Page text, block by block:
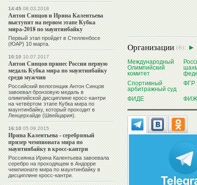
14:4508.03.2018
Антон Синцов и Ирина Калентьева
выступят на первом этапе Кубка
мира-2018 по маунтинбайку
Первый этап пройдет в Стелленбосе
(ЮАР) 10 марта.
10:1010.07.2017
Антон Синцов принес России первую
медаль Кубка мира по маунтинбайку
среди мужчин
Российский велогонщик Антон Синцов
завоевал бронзовую медаль в
олимпийской дисциплине кросс-кантри
на четвёртом этапе Кубка мира по
маунтинбайку, который проходит в
Ленцерхайде (Швейцария).
16:1005.09.2015
Ирина Калентьева - серебряный
призер чемпионата мира по
маунтинбайку в кросс-кантри
Россиянка Ирина Калентьева завоевала
серебро на проходящем в Андорре
чемпионате мира по маунтинбайку в
дисциплине кросс-кантри.
Организации(6):
Международный
Олимпийский
комитет
Спортивный
арбитражный суд
ФГР
ФИДЕ ФИЖ